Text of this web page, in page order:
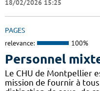
18/02/2026 15:25
PAGES
relevance: 100%
Personnel
Le CHU de Montpellier
mission de fournir à